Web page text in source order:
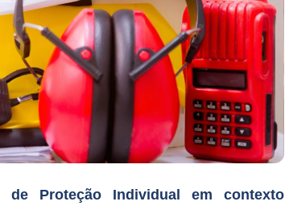
de Proteção Individual em contexto